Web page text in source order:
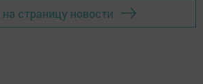
страницу новости